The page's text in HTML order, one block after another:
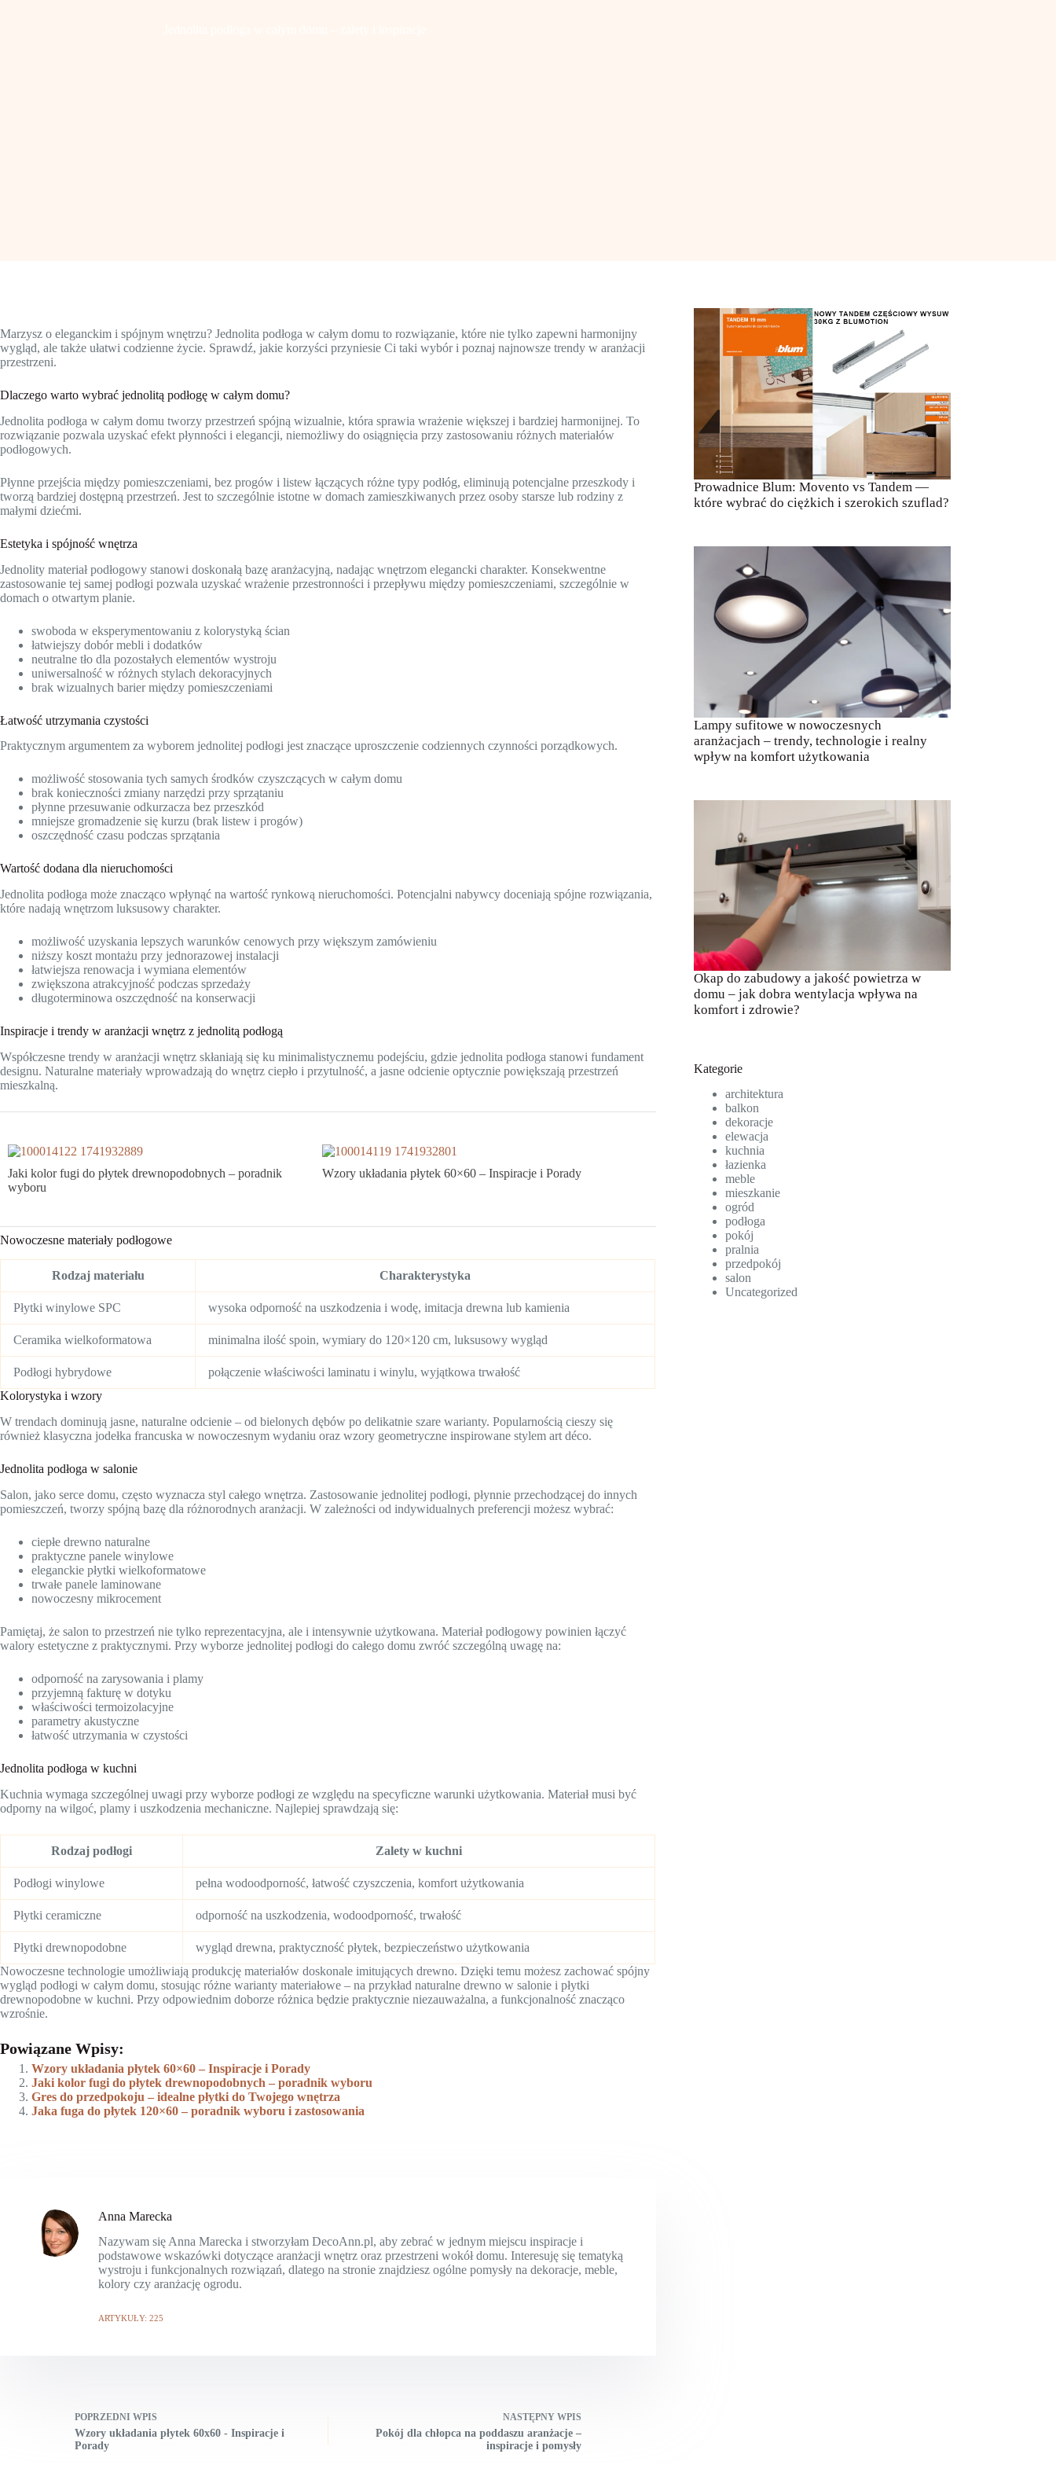
Marzysz o eleganckim i spójnym wnętrzu? Jednolita podłoga w całym domu to rozwiązanie, które nie tylko zapewni harmonijny
wygląd, ale także ułatwi codzienne życie. Sprawdź, jakie korzyści przyniesie Ci taki wybór i poznaj najnowsze trendy w aranżacji
przestrzeni.
Dlaczego warto wybrać jednolitą podłogę w całym domu?
Jednolita podłoga w całym domu tworzy przestrzeń spójną wizualnie, która sprawia wrażenie większej i bardziej harmonijnej. To
rozwiązanie pozwala uzyskać efekt płynności i elegancji, niemożliwy do osiągnięcia przy zastosowaniu różnych materiałów
podłogowych.
Płynne przejścia między pomieszczeniami, bez progów i listew łączących różne typy podłóg, eliminują potencjalne przeszkody i
tworzą bardziej dostępną przestrzeń. Jest to szczególnie istotne w domach zamieszkiwanych przez osoby starsze lub rodziny z
małymi dziećmi.
Estetyka i spójność wnętrza
Jednolity materiał podłogowy stanowi doskonałą bazę aranżacyjną, nadając wnętrzom elegancki charakter. Konsekwentne
zastosowanie tej samej podłogi pozwala uzyskać wrażenie przestronności i przepływu między pomieszczeniami, szczególnie w
domach o otwartym planie.
swoboda w eksperymentowaniu z kolorystyką ścian
łatwiejszy dobór mebli i dodatków
neutralne tło dla pozostałych elementów wystroju
uniwersalność w różnych stylach dekoracyjnych
brak wizualnych barier między pomieszczeniami
Łatwość utrzymania czystości
Praktycznym argumentem za wyborem jednolitej podłogi jest znaczące uproszczenie codziennych czynności porządkowych.
możliwość stosowania tych samych środków czyszczących w całym domu
brak konieczności zmiany narzędzi przy sprzątaniu
płynne przesuwanie odkurzacza bez przeszkód
mniejsze gromadzenie się kurzu (brak listew i progów)
oszczędność czasu podczas sprzątania
Wartość dodana dla nieruchomości
Jednolita podłoga może znacząco wpłynąć na wartość rynkową nieruchomości. Potencjalni nabywcy doceniają spójne rozwiązania,
które nadają wnętrzom luksusowy charakter.
możliwość uzyskania lepszych warunków cenowych przy większym zamówieniu
niższy koszt montażu przy jednorazowej instalacji
łatwiejsza renowacja i wymiana elementów
zwiększona atrakcyjność podczas sprzedaży
długoterminowa oszczędność na konserwacji
Inspiracje i trendy w aranżacji wnętrz z jednolitą podłogą
Współczesne trendy w aranżacji wnętrz skłaniają się ku minimalistycznemu podejściu, gdzie jednolita podłoga stanowi fundament
designu. Naturalne materiały wprowadzają do wnętrz ciepło i przytulność, a jasne odcienie optycznie powiększają przestrzeń
mieszkalną.
Jaki kolor fugi do płytek drewnopodobnych – poradnik
wyboru
Wzory układania płytek 60×60 – Inspiracje i Porady
Nowoczesne materiały podłogowe
Rodzaj materiału Charakterystyka
Płytki winylowe SPC wysoka odporność na uszkodzenia i wodę, imitacja drewna lub kamienia
Ceramika wielkoformatowa minimalna ilość spoin, wymiary do 120×120 cm, luksusowy wygląd
Podłogi hybrydowe
połączenie właściwości laminatu i winylu, wyjątkowa trwałość
Kolorystyka i wzory
W trendach dominują jasne, naturalne odcienie – od bielonych dębów po delikatnie szare warianty. Popularnością cieszy się
również klasyczna jodełka francuska w nowoczesnym wydaniu oraz wzory geometryczne inspirowane stylem art déco.
Jednolita podłoga w salonie
Salon, jako serce domu, często wyznacza styl całego wnętrza. Zastosowanie jednolitej podłogi, płynnie przechodzącej do innych
pomieszczeń, tworzy spójną bazę dla różnorodnych aranżacji. W zależności od indywidualnych preferencji możesz wybrać:
ciepłe drewno naturalne
praktyczne panele winylowe
eleganckie płytki wielkoformatowe
trwałe panele laminowane
nowoczesny mikrocement
Pamiętaj, że salon to przestrzeń nie tylko reprezentacyjna, ale i intensywnie użytkowana. Materiał podłogowy powinien łączyć
walory estetyczne z praktycznymi. Przy wyborze jednolitej podłogi do całego domu zwróć szczególną uwagę na:
odporność na zarysowania i plamy
przyjemną fakturę w dotyku
właściwości termoizolacyjne
parametry akustyczne
łatwość utrzymania w czystości
Jednolita podłoga w kuchni
Kuchnia wymaga szczególnej uwagi przy wyborze podłogi ze względu na specyficzne warunki użytkowania. Materiał musi być
odporny na wilgoć, plamy i uszkodzenia mechaniczne. Najlepiej sprawdzają się:
Rodzaj podłogi Zalety w kuchni
Podłogi winylowe pełna wodoodporność, łatwość czyszczenia, komfort użytkowania
Płytki ceramiczne odporność na uszkodzenia, wodoodporność, trwałość
Płytki drewnopodobne
wygląd drewna, praktyczność płytek, bezpieczeństwo użytkowania
Nowoczesne technologie umożliwiają produkcję materiałów doskonale imitujących drewno. Dzięki temu możesz zachować spójny
wygląd podłogi w całym domu, stosując różne warianty materiałowe – na przykład naturalne drewno w salonie i płytki
drewnopodobne w kuchni. Przy odpowiednim doborze różnica będzie praktycznie niezauważalna, a funkcjonalność znacząco
wzrośnie.
Powiązane Wpisy:
Wzory układania płytek 60×60 – Inspiracje i Porady
Jaki kolor fugi do płytek drewnopodobnych – poradnik wyboru
Gres do przedpokoju – idealne płytki do Twojego wnętrza
Jaka fuga do płytek 120×60 – poradnik wyboru i zastosowania
Anna Marecka
Nazywam się Anna Marecka i stworzyłam DecoAnn.pl, aby zebrać w jednym miejscu inspiracje i
podstawowe wskazówki dotyczące aranżacji wnętrz oraz przestrzeni wokół domu. Interesuję się tematyką
wystroju i funkcjonalnych rozwiązań, dlatego na stronie znajdziesz ogólne pomysły na dekoracje, meble,
kolory czy aranżację ogrodu.
ARTYKUŁY: 225
POPRZEDNI WPIS
Wzory układania płytek 60x60 - Inspiracje i
Porady
NASTĘPNY WPIS
Pokój dla chłopca na poddaszu aranżacje –
inspiracje i pomysły
Prowadnice Blum: Movento vs Tandem —
które wybrać do ciężkich i szerokich szuflad?
Lampy sufitowe w nowoczesnych
aranżacjach – trendy, technologie i realny
wpływ na komfort użytkowania
Okap do zabudowy a jakość powietrza w
domu – jak dobra wentylacja wpływa na
komfort i zdrowie?
Kategorie
architektura
balkon
dekoracje
elewacja
kuchnia
łazienka
meble
mieszkanie
ogród
podłoga
pokój
pralnia
przedpokój
salon
Uncategorized